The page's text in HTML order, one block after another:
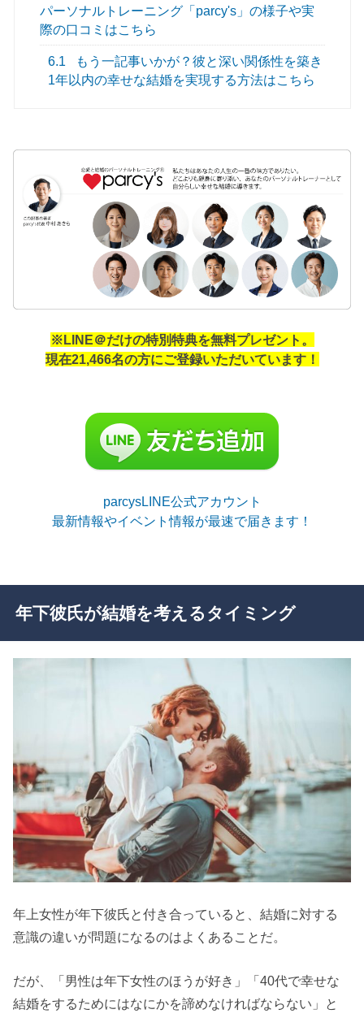
パーソナルトレーニング「parcy's」の様子や実
際の口コミはこちら
6.1
もう一記事いかが？彼と深い関係性を築き
1年以内の幸せな結婚を実現する方法はこちら
※LINE＠だけの特別特典を無料プレゼント。
現在21,466名の方にご登録いただいています！
parcysLINE公式アカウント
最新情報やイベント情報が最速で届きます！
年下彼氏が結婚を考えるタイミング
年上女性が年下彼氏と付き合っていると、結婚に対する
意識の違いが問題になるのはよくあることだ。
だが、「男性は年下女性のほうが好き」「40代で幸せな
結婚をするためにはなにかを諦めなければならない」と